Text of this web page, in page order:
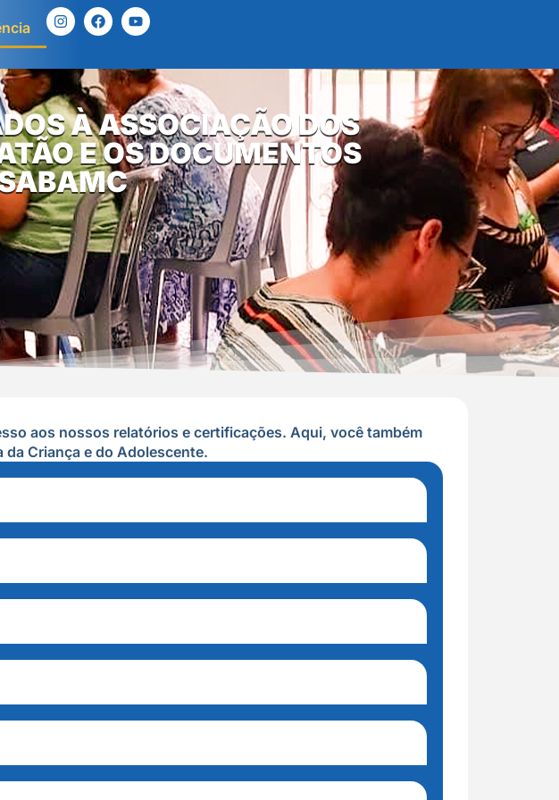
À ASSOCIAÇÃO DOS
E OS DOCUMENTOS
aos nossos relatórios e certificações. Aqui, você também
da Criança e do Adolescente.